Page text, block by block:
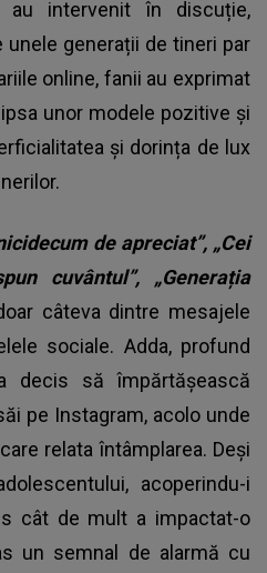
au intervenit în discuție,
generații de tineri par
online, fanii au exprimat
unor modele pozitive și
și dorința de lux
de apreciat”, „Cei
cuvântul”, „Generația
câteva dintre mesajele
sociale. Adda, profund
decis să împărtășească
pe Instagram, acolo unde
relata întâmplarea. Deși
acoperindu-i
cât de mult a impactat-o
un semnal de alarmă cu